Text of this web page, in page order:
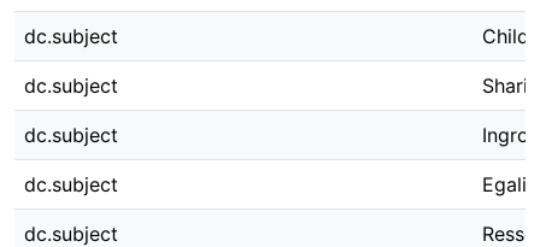
dc.subject
dc.subject
dc.subject
dc.subject
dc.subject